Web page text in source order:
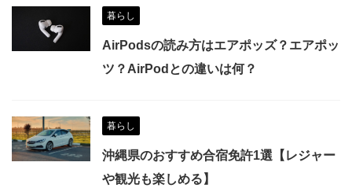
暮らし
AirPodsの読み方はエアポッズ？エアポッ
ツ？AirPodとの違いは何？
暮らし
沖縄県のおすすめ合宿免許1選【レジャー
や観光も楽しめる】